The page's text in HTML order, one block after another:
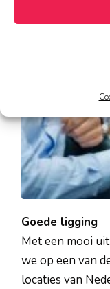
Goede ligging
Met een mooi
we op een van
locaties van